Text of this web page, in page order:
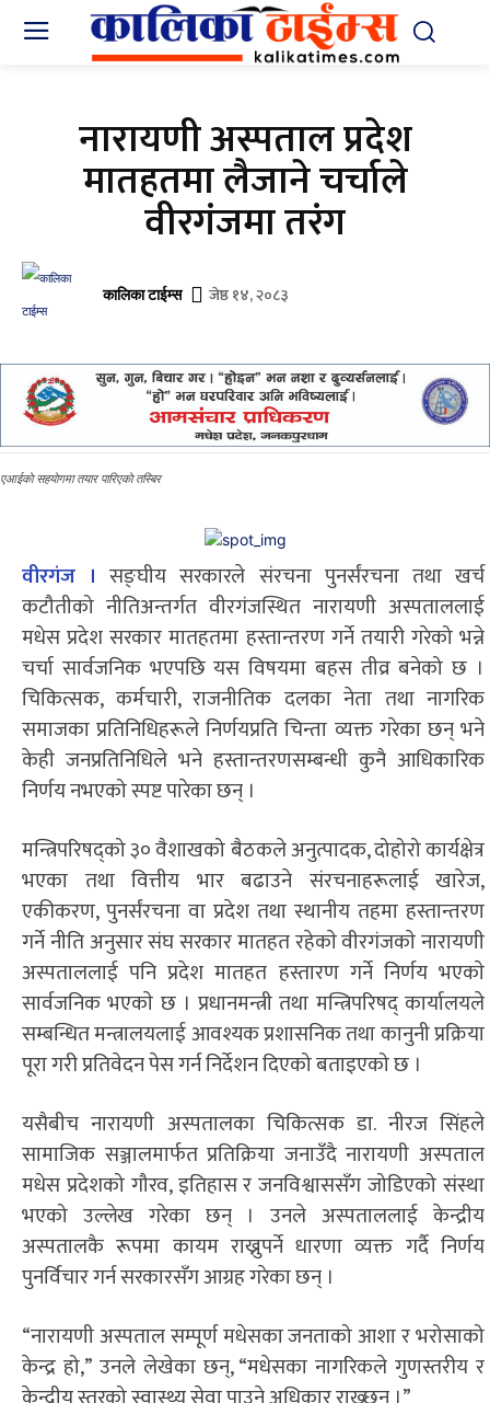
नारायणी अस्पताल प्रदेश
मातहतमा लैजाने चर्चाले
वीरगंजमा तरंग
कालिका टाईम्स जेष्ठ १४, २०८३
एआईकाे सहयाेगमा तयार पारिएकाे तस्बिर
वीरगंज । सङ्घीय सरकारले संरचना पुनर्संरचना तथा खर्च
कटौतीको नीतिअन्तर्गत वीरगंजस्थित नारायणी अस्पताललाई
मधेस प्रदेश सरकार मातहतमा हस्तान्तरण गर्ने तयारी गरेको भन्ने
चर्चा सार्वजनिक भएपछि यस विषयमा बहस तीव्र बनेको छ ।
चिकित्सक, कर्मचारी, राजनीतिक दलका नेता तथा नागरिक
समाजका प्रतिनिधिहरूले निर्णयप्रति चिन्ता व्यक्त गरेका छन् भने
केही जनप्रतिनिधिले भने हस्तान्तरणसम्बन्धी कुनै आधिकारिक
निर्णय नभएको स्पष्ट पारेका छन् ।
मन्त्रिपरिषद्को ३० वैशाखको बैठकले अनुत्पादक, दोहोरो कार्यक्षेत्र
भएका तथा वित्तीय भार बढाउने संरचनाहरूलाई खारेज,
एकीकरण, पुनर्संरचना वा प्रदेश तथा स्थानीय तहमा हस्तान्तरण
गर्ने नीति अनुसार संघ सरकार मातहत रहेकाे वीरगंजकाे नारायणी
अस्पताललाई पनि प्रदेश मातहत हस्तारण गर्ने निर्णय भएकाे
सार्वजनिक भएकाे छ । प्रधानमन्त्री तथा मन्त्रिपरिषद् कार्यालयले
सम्बन्धित मन्त्रालयलाई आवश्यक प्रशासनिक तथा कानुनी प्रक्रिया
पूरा गरी प्रतिवेदन पेस गर्न निर्देशन दिएको बताइएको छ ।
यसैबीच नारायणी अस्पतालका चिकित्सक डा. नीरज सिंहले
सामाजिक सञ्जालमार्फत प्रतिक्रिया जनाउँदै नारायणी अस्पताल
मधेस प्रदेशको गौरव, इतिहास र जनविश्वाससँग जोडिएको संस्था
भएको उल्लेख गरेका छन् । उनले अस्पताललाई केन्द्रीय
अस्पतालकै रूपमा कायम राख्नुपर्ने धारणा व्यक्त गर्दै निर्णय
पुनर्विचार गर्न सरकारसँग आग्रह गरेका छन् ।
“नारायणी अस्पताल सम्पूर्ण मधेसका जनताको आशा र भरोसाको
केन्द्र हो,” उनले लेखेका छन्, “मधेसका नागरिकले गुणस्तरीय र